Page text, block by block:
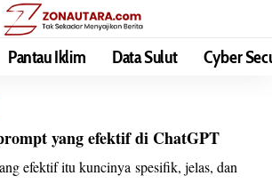
Pantau Iklim Data Sulut Cyber
yang efektif di ChatGPT
efektif itu kuncinya spesifik, jelas, dan